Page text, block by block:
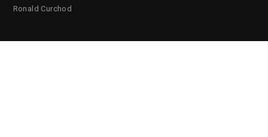
Ronald Curchod